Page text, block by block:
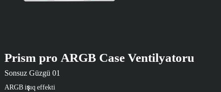
Prism pro ARGB Case Ventilyatoru
Sonsuz Güzgü 01
ARGB işıq effekti